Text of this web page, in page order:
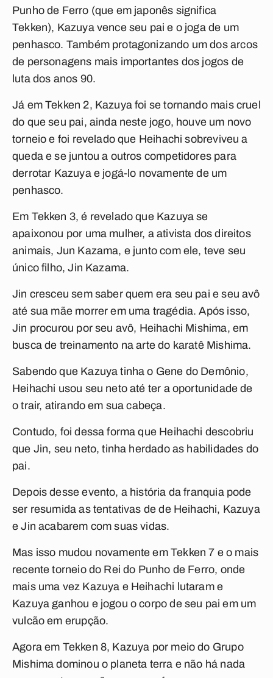
Punho de Ferro (que em japonês significa
Tekken), Kazuya vence seu pai e o joga de um
penhasco. Também protagonizando um dos arcos
de personagens mais importantes dos jogos de
luta dos anos 90.
Já em Tekken 2, Kazuya foi se tornando mais cruel
do que seu pai, ainda neste jogo, houve um novo
torneio e foi revelado que Heihachi sobreviveu a
queda e se juntou a outros competidores para
derrotar Kazuya e jogá-lo novamente de um
penhasco.
Em Tekken 3, é revelado que Kazuya se
apaixonou por uma mulher, a ativista dos direitos
animais, Jun Kazama, e junto com ele, teve seu
único filho, Jin Kazama.
Jin cresceu sem saber quem era seu pai e seu avô
até sua mãe morrer em uma tragédia. Após isso,
Jin procurou por seu avô, Heihachi Mishima, em
busca de treinamento na arte do karatê Mishima.
Sabendo que Kazuya tinha o Gene do Demônio,
Heihachi usou seu neto até ter a oportunidade de
o trair, atirando em sua cabeça.
Contudo, foi dessa forma que Heihachi descobriu
que Jin, seu neto, tinha herdado as habilidades do
pai.
Depois desse evento, a história da franquia pode
ser resumida as tentativas de de Heihachi, Kazuya
e Jin acabarem com suas vidas.
Mas isso mudou novamente em Tekken 7 e o mais
recente torneio do Rei do Punho de Ferro, onde
mais uma vez Kazuya e Heihachi lutaram e
Kazuya ganhou e jogou o corpo de seu pai em um
vulcão em erupção.
Agora em Tekken 8, Kazuya por meio do Grupo
Mishima dominou o planeta terra e não há nada